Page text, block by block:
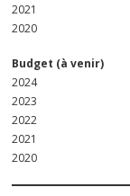
2021
2020
Budget (à venir)
2024
2023
2022
2021
2020